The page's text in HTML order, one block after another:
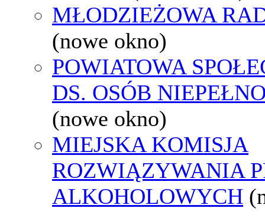
MŁODZIEŻOWA
(nowe okno)
POWIATOWA
DS. OSÓB
(nowe okno)
MIEJSKA KOMISJA
ROZWIĄZYWANIA
ALKOHOLOWYCH